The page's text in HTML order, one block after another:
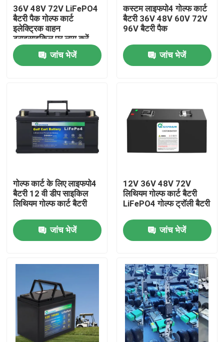
वीडियो
हमारे बारे में
कारखाना भ्रमण
संपर्क करें
सौर ऊर्जा बैटरी पावर
पोर्टेबल पावर स्टेशन बैटरी
36V 48V 72V LiFePO4
बैटरी पैक गोल्फ कार्ट
इलेक्ट्रिक वाहन
ट्राइसाइकिल पर लागू करें
जांच भेजें
कस्टम लाइफपो4 गोल्फ कार्ट
बैटरी 36V 48V 60V 72V
96V बैटरी पैक
जांच भेजें
गोल्फ कार्ट के लिए लाइफपो4
बैटरी 12 वी डीप साइकिल
लिथियम गोल्फ कार्ट बैटरी
जांच भेजें
12V 36V 48V 72V
लिथियम गोल्फ कार्ट बैटरी
LiFePO4 गोल्फ ट्रॉली बैटरी
जांच भेजें